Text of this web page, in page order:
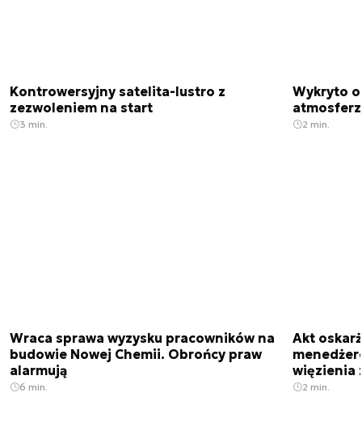
Kontrowersyjny satelita-lustro z
zezwoleniem na start
3 min.
Wykryto
2 min.
Wraca sprawa wyzysku pracowników na
budowie Nowej Chemii. Obrońcy praw
alarmują
6 min.
Akt
więzienia
2 min.